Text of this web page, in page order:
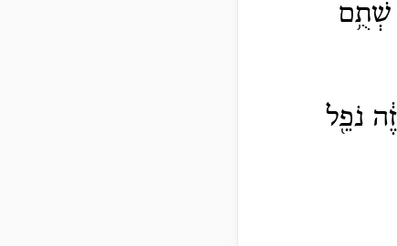
שְׁתֻ֥ם
נֹפֵ֖ל